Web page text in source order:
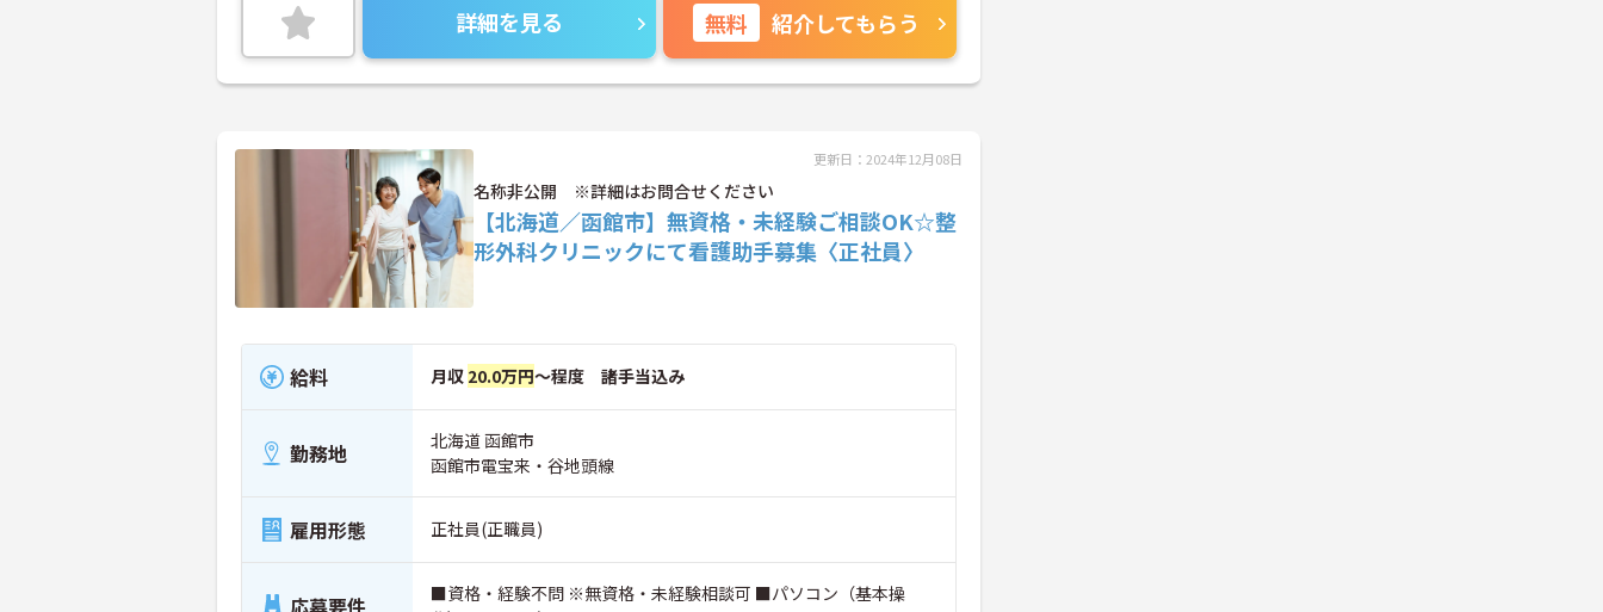
詳細を見る 無料 紹介してもらう
更新日：2024年12月08日
名称非公開 ※詳細はお問合せください
【北海道／函館市】無資格・未経験ご相談OK☆整
形外科クリニックにて看護助手募集〈正社員〉
給料 月収 20.0万円～程度 諸手当込み
勤務地
北海道 函館市
函館市電宝来・谷地頭線
雇用形態 正社員(正職員)
応募要件
■資格・経験不問 ※無資格・未経験相談可 ■パソコン（基本操